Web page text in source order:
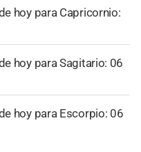
hoy para Capricornio:
hoy para Sagitario: 06
hoy para Escorpio: 06